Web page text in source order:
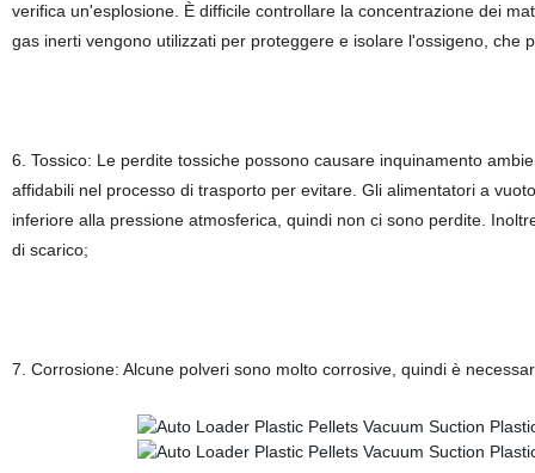
verifica un'esplosione. È difficile controllare la concentrazione dei
gas inerti vengono utilizzati per proteggere e isolare l'ossigeno, che
6. Tossico: Le perdite tossiche possono causare inquinamento
affidabili nel processo di trasporto per evitare. Gli alimentatori a
inferiore alla pressione atmosferica, quindi non ci sono perdite.
di scarico;
7. Corrosione: Alcune polveri sono molto corrosive, quindi è